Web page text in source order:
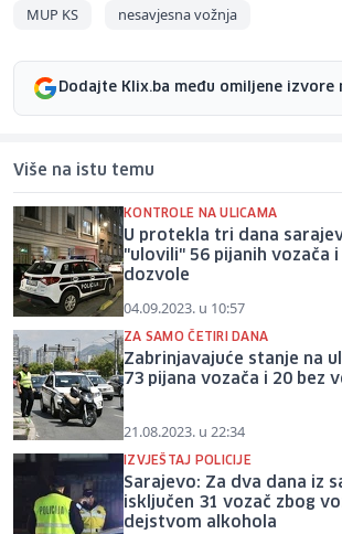
MUP KS nesavjesna vožnja
Dodajte Klix.ba među omiljene izvore
Više na istu temu
KONTROLE NA ULICAMA
U protekla tri dana
"ulovili" 56 pijanih vozača
dozvole
04.09.2023. u 10:57
ZA SAMO ČETIRI DANA
Zabrinjavajuće stanje na
73 pijana vozača i 20 bez
21.08.2023. u 22:34
IZVJEŠTAJ POLICIJE
Sarajevo: Za dva dana iz
isključen 31 vozač zbog
dejstvom alkohola